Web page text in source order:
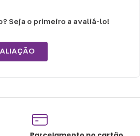
Seja o primeiro a avaliá-lo!